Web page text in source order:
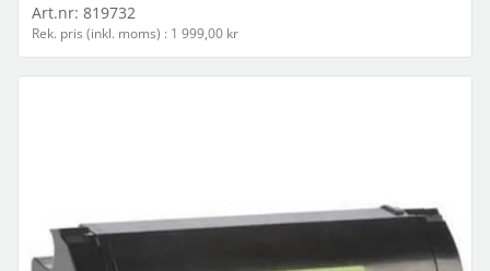
Art.nr: 819732
Rek. pris (inkl. moms) : 1 999,00 kr